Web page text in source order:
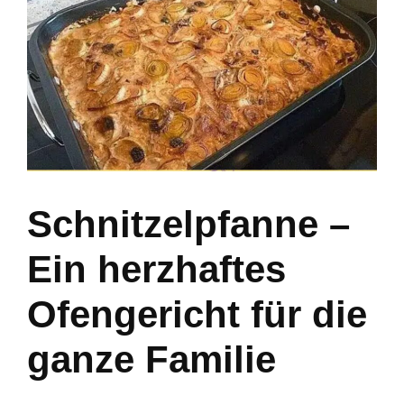
Schnitzelpfanne –
Ein herzhaftes
Ofengericht für die
ganze Familie